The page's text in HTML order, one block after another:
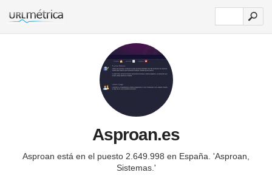
Asproan.es
Asproan está en el puesto 2.649.998 en España. 'Asproan,
Sistemas.'